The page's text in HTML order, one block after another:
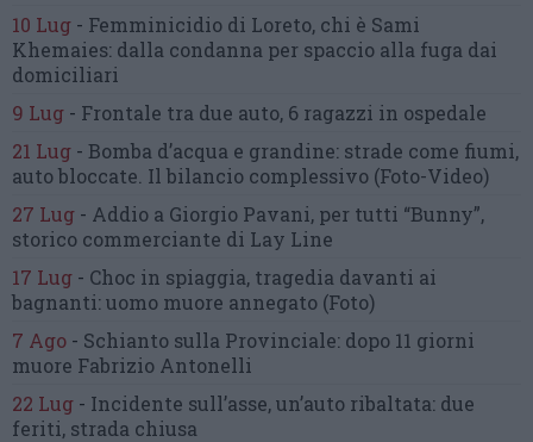
10 Lug - Femminicidio di Loreto, chi è Sami
Khemaies: dalla condanna per spaccio alla fuga dai
domiciliari
9 Lug - Frontale tra due auto, 6 ragazzi in ospedale
21 Lug - Bomba d’acqua e grandine: strade come fiumi,
auto bloccate. Il bilancio complessivo (Foto-Video)
27 Lug - Addio a Giorgio Pavani, per tutti “Bunny”,
storico commerciante di Lay Line
17 Lug - Choc in spiaggia, tragedia davanti ai
bagnanti:uomo muore annegato (Foto)
7 Ago - Schianto sulla Provinciale: dopo 11 giorni
muore Fabrizio Antonelli
22 Lug - Incidente sull’asse, un’auto ribaltata: due
feriti, strada chiusa